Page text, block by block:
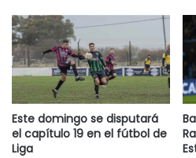
Este domingo se disputará
el capítulo 19 en el fútbol de
Liga